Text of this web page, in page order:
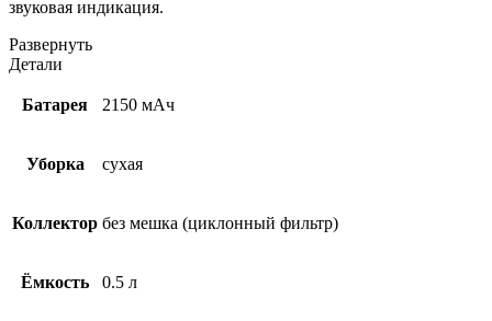
звуковая индикация.
Развернуть
Детали
Батарея 2150 мАч
Уборка сухая
Коллектор без мешка (циклонный фильтр)
Ёмкость 0.5 л